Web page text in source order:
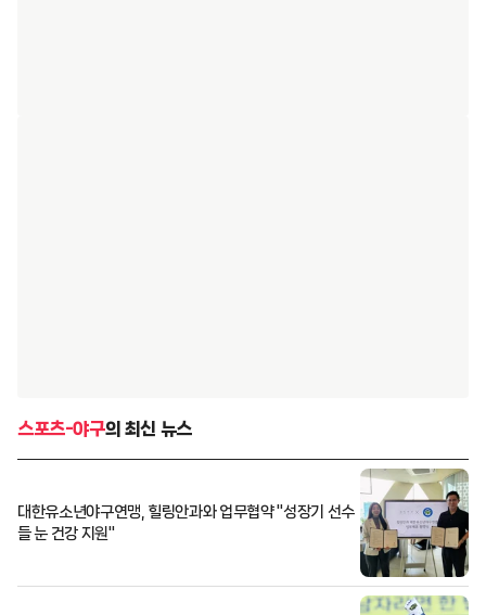
스포츠-야구의 최신 뉴스
대한유소년야구연맹, 힐링안과와 업무협약 "성장기 선수
들 눈 건강 지원"